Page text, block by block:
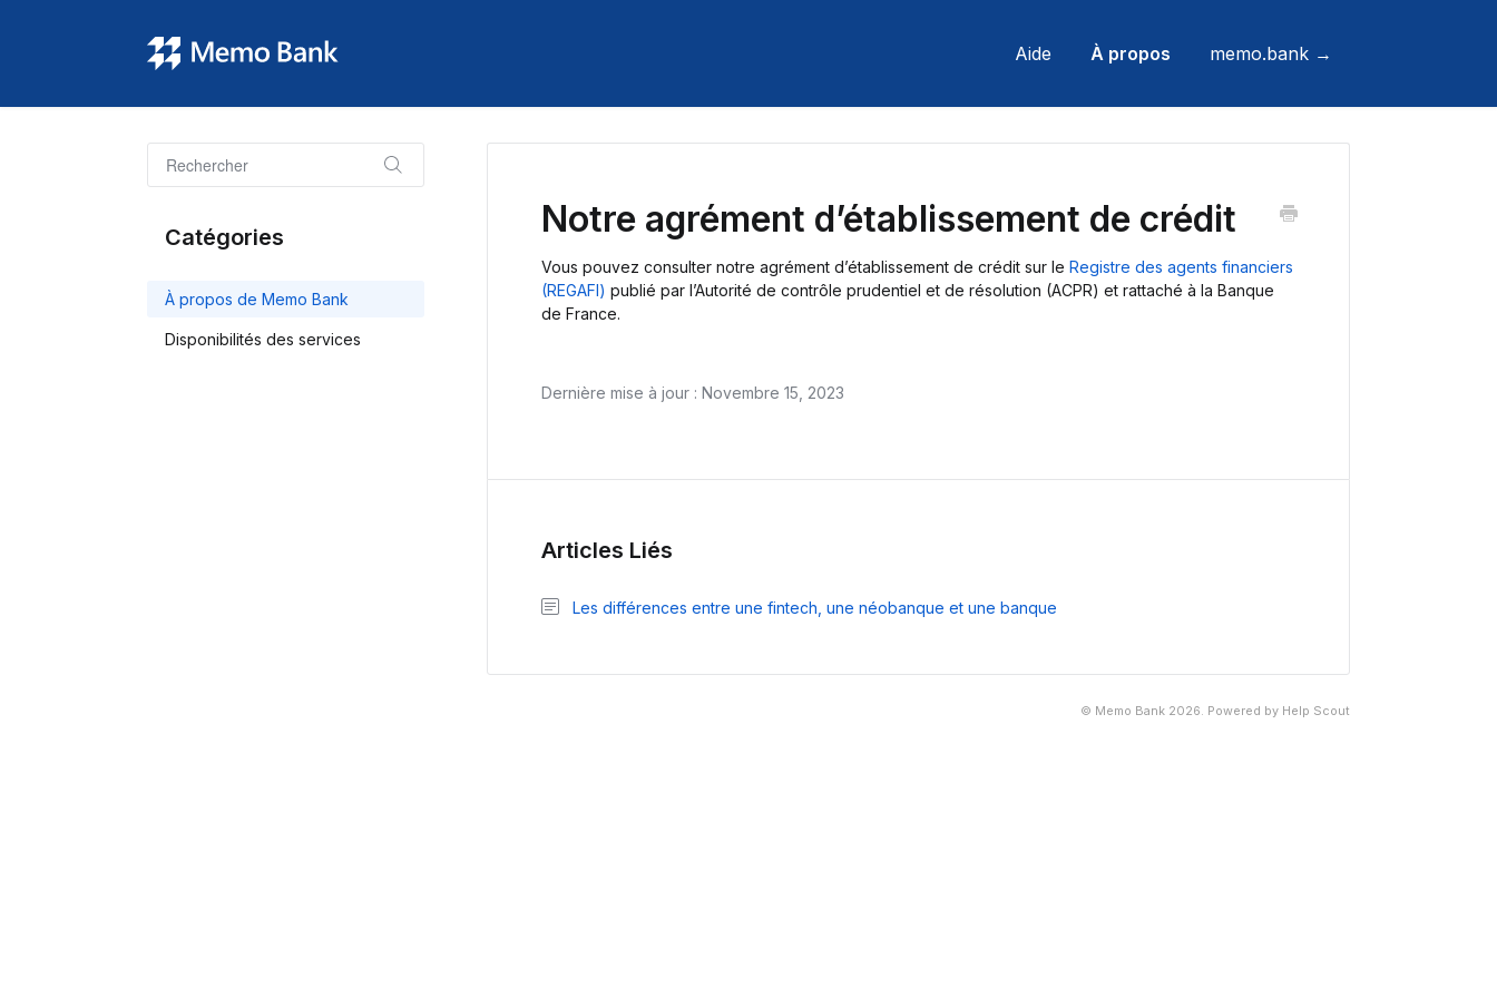
Aide À propos memo.bank →
Notre agrément d’établissement de crédit
Vous pouvez consulter notre agrément d’établissement de crédit sur le Registre des agents financiers
(REGAFI) publié par l’Autorité de contrôle prudentiel et de résolution (ACPR) et rattaché à la Banque
de France.
Dernière mise à jour : Novembre 15, 2023
Articles Liés
Les différences entre une fintech, une néobanque et une banque
Catégories
À propos de Memo Bank
Disponibilités des services
© Memo Bank 2026. Powered by Help Scout